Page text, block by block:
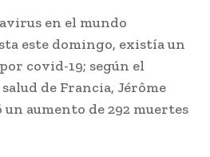
en el mundo
este domingo, existía un
covid-19; según el
de Francia, Jérôme
un aumento de 292 muertes